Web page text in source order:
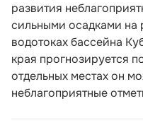
развития
сильными осадками на
водотоках бассейна
края прогнозируется
отдельных местах он
неблагоприятные